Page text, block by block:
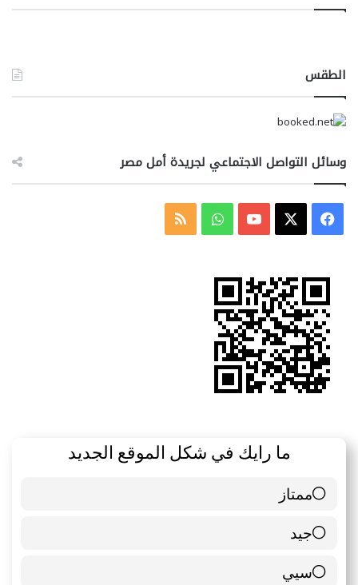
الطقس
وسائل التواصل الاجتماعي لجريدة أمل مصر
فيسبوك ‫YouTubeواتسابملخص
ما رايك في شكل الموقع الجديد
ممتاز
6 ( 85.71 % )
جيد
0 ( 0 % )
سيي
1 ( 14.29 % )